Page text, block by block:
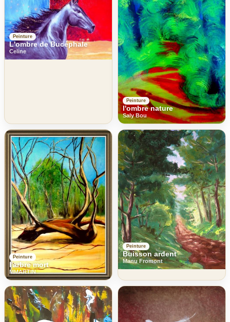
Peinture
L'ombre de Bucéphale
Celine
Peinture
l'ombre nature
Saly Bou
Peinture
l'arbre mort
MMARTIN
Peinture
Buisson ardent
Manu Fromont